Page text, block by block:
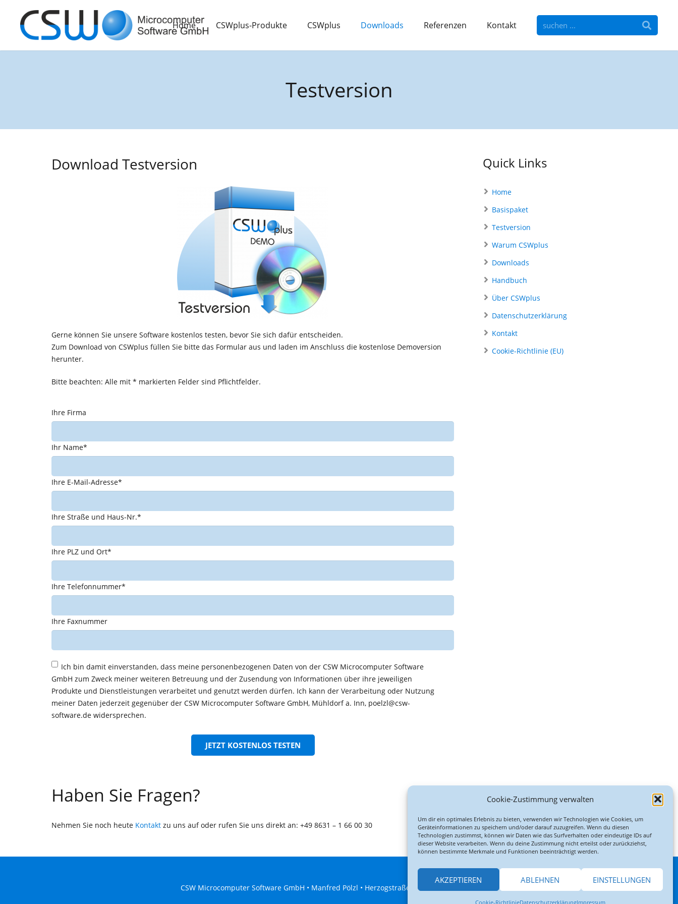
Cookie-Zustimmung verwalten
Um dir ein optimales Erlebnis zu bieten, verwenden wir Technologien wie Cookies, um
Geräteinformationen zu speichern und/oder darauf zuzugreifen. Wenn du diesen
Technologien zustimmst, können wir Daten wie das Surfverhalten oder eindeutige IDs auf
dieser Website verarbeiten. Wenn du deine Zustimmung nicht erteilst oder zurückziehst,
können bestimmte Merkmale und Funktionen beeinträchtigt werden.
AKZEPTIEREN ABLEHNEN EINSTELLUNGEN
Cookie-RichtlinieDatenschutzerklärungImpressum
Home CSWplus-Produkte CSWplus Downloads Referenzen Kontakt
Testversion
Download Testversion
Gerne können Sie unsere Software kostenlos testen, bevor Sie sich dafür entscheiden.
Zum Download von CSWplus füllen Sie bitte das Formular aus und laden im Anschluss die kostenlose Demoversion
herunter.
Bitte beachten: Alle mit * markierten Felder sind Pflichtfelder.
Ihre Firma
Ihr Name*
Ihre E-Mail-Adresse*
Ihre Straße und Haus-Nr.*
Ihre PLZ und Ort*
Ihre Telefonnummer*
Ihre Faxnummer
Ich bin damit einverstanden, dass meine personenbezogenen Daten von der CSW Microcomputer Software
GmbH zum Zweck meiner weiteren Betreuung und der Zusendung von Informationen über ihre jeweiligen
Produkte und Dienstleistungen verarbeitet und genutzt werden dürfen. Ich kann der Verarbeitung oder Nutzung
meiner Daten jederzeit gegenüber der CSW Microcomputer Software GmbH, Mühldorf a. Inn, poelzl@csw-
software.de widersprechen.
Haben Sie Fragen?
Nehmen Sie noch heute Kontakt zu uns auf oder rufen Sie uns direkt an: +49 8631 – 1 66 00 30
Quick Links
Home
Basispaket
Testversion
Warum CSWplus
Downloads
Handbuch
Über CSWplus
Datenschutzerklärung
Kontakt
Cookie-Richtlinie (EU)
CSW Microcomputer Software GmbH • Manfred Pölzl • Herzogstraße 6 • 84453 Mühldorf a. Inn